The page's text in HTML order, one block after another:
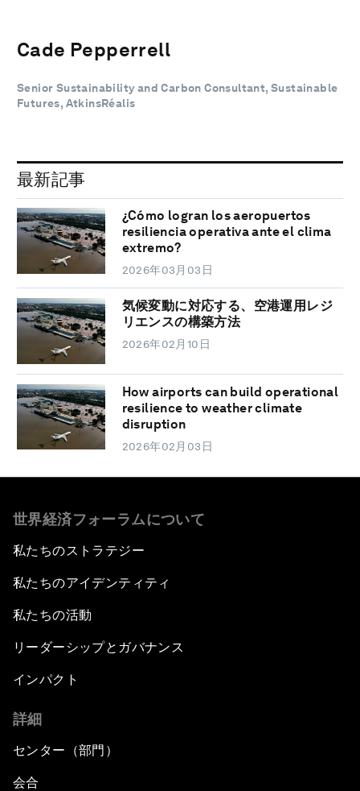
Cade Pepperrell
Senior Sustainability and Carbon Consultant, Sustainable
Futures, AtkinsRéalis
最新記事
¿Cómo logran los aeropuertos
resiliencia operativa ante el clima
extremo?
2026年03月03日
気候変動に対応する、空港運用レジ
リエンスの構築方法
2026年02月10日
How airports can build operational
resilience to weather climate
disruption
2026年02月03日
世界経済フォーラムについて
私たちのストラテジー
私たちのアイデンティティ
私たちの活動
リーダーシップとガバナンス
インパクト
詳細
センター（部門）
会合